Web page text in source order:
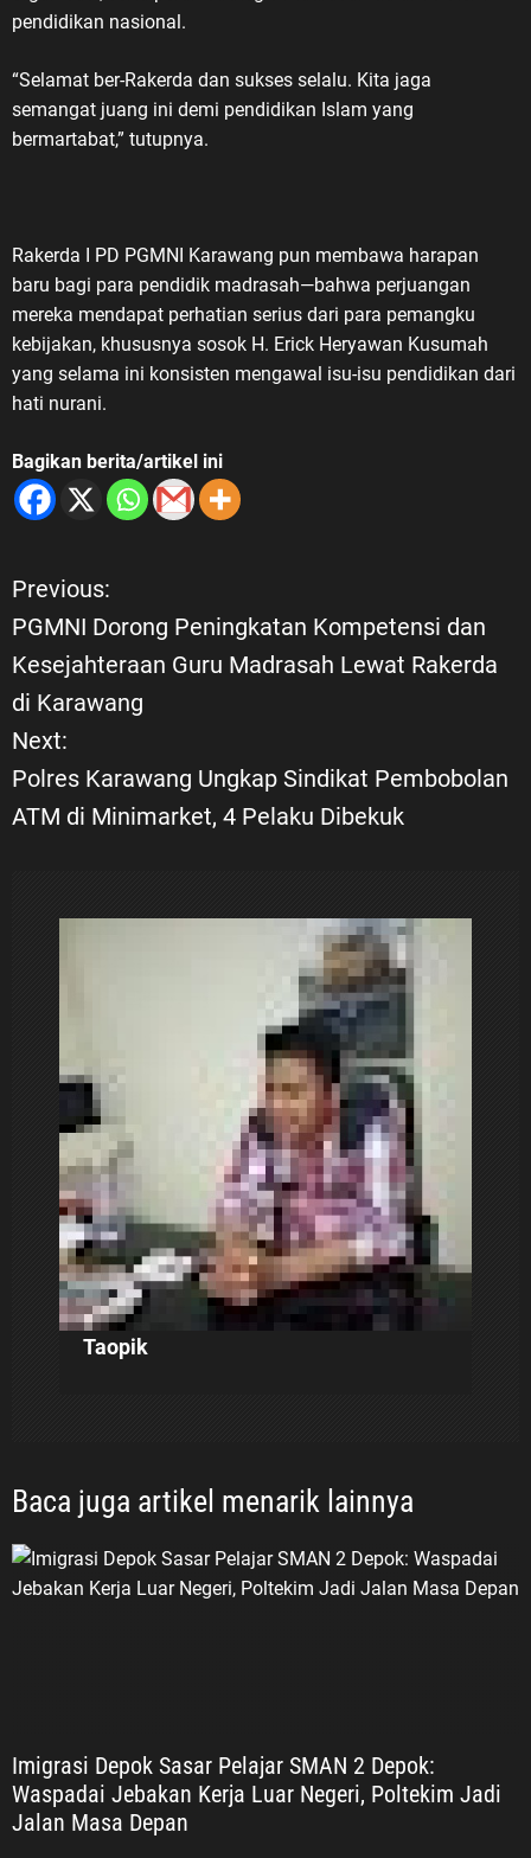
pendidikan nasional.
“Selamat ber-Rakerda dan sukses selalu. Kita jaga
semangat juang ini demi pendidikan Islam yang
bermartabat,” tutupnya.
Rakerda I PD PGMNI Karawang pun membawa harapan
baru bagi para pendidik madrasah—bahwa perjuangan
mereka mendapat perhatian serius dari para pemangku
kebijakan, khususnya sosok H. Erick Heryawan Kusumah
yang selama ini konsisten mengawal isu-isu pendidikan dari
hati nurani.
Bagikan berita/artikel ini
N
a
v
i
g
Previous:
PGMNI Dorong Peningkatan Kompetensi dan
Kesejahteraan Guru Madrasah Lewat Rakerda
di Karawang
Next:
Polres Karawang Ungkap Sindikat Pembobolan
ATM di Minimarket, 4 Pelaku Dibekuk ‎ ‎
Taopik
Baca juga artikel menarik lainnya
Imigrasi Depok Sasar Pelajar SMAN 2 Depok:
Waspadai Jebakan Kerja Luar Negeri, Poltekim Jadi